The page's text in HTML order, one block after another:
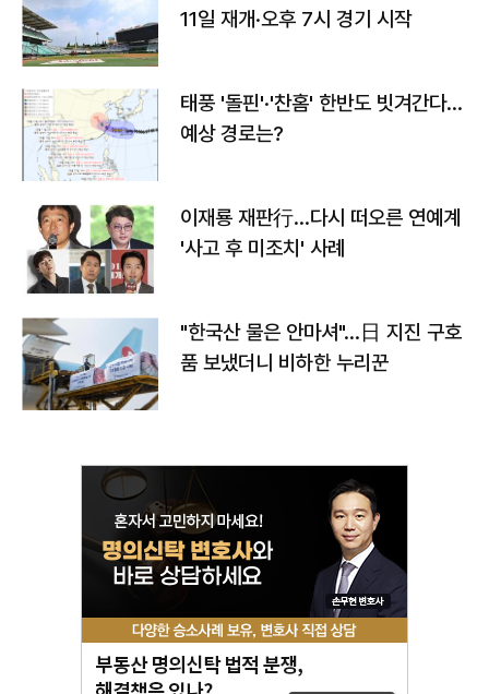
11일 재개·오후 7시 경기 시작
태풍 '돌핀'·'찬홈' 한반도 빗겨간다…
예상 경로는?
이재룡 재판行…다시 떠오른 연예계
'사고 후 미조치' 사례
"한국산 물은 안마셔"…日 지진 구호
품 보냈더니 비하한 누리꾼